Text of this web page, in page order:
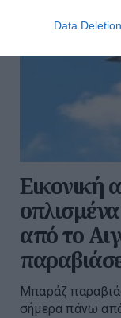
Data Deletion
Εικονική
από το
Μπαράζ
σήμερα πάνω